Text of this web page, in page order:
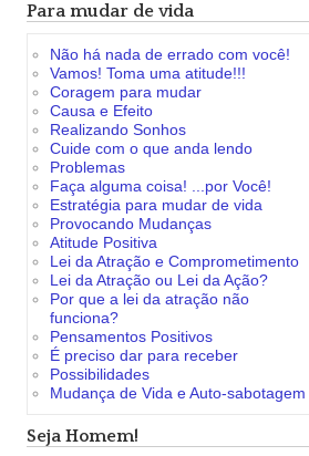
Para mudar de vida
Não há nada de errado com você!
Vamos! Toma uma atitude!!!
Coragem para mudar
Causa e Efeito
Realizando Sonhos
Cuide com o que anda lendo
Problemas
Faça alguma coisa! ...por Você!
Estratégia para mudar de vida
Provocando Mudanças
Atitude Positiva
Lei da Atração e Comprometimento
Lei da Atração ou Lei da Ação?
Por que a lei da atração não
funciona?
Pensamentos Positivos
É preciso dar para receber
Possibilidades
Mudança de Vida e Auto-sabotagem
Seja Homem!